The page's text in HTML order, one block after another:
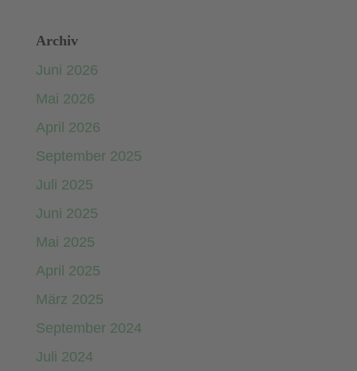
Archiv
Juni 2026
Mai 2026
April 2026
September 2025
Juli 2025
Juni 2025
Mai 2025
April 2025
März 2025
September 2024
Juli 2024